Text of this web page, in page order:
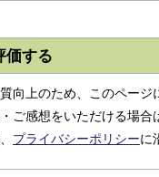
価する
向上のため、このページ
ご感想をいただける場合
プライバシーポリシーに